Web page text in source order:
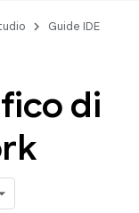
Guide IDE
di